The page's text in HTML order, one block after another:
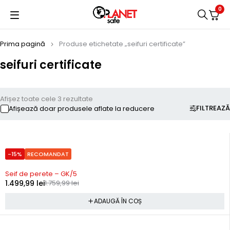
0
seifuri certificate
Prima pagină Produse etichetate „seifuri certificate”
FILTREAZĂ
Afișez toate cele 3 rezultate
Afișează doar produsele aflate la reducere
-15% RECOMANDAT
Precomanda
Seif de perete – GK/5
1.759,99lei
1.499,99 lei
ADAUGĂ ÎN COȘ